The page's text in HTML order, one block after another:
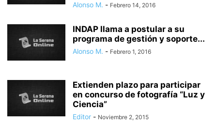
Alonso M. - Febrero 14, 2016
INDAP llama a postular a su
programa de gestión y soporte...
Alonso M. - Febrero 1, 2016
Extienden plazo para participar
en concurso de fotografía “Luz y
Ciencia”
Editor - Noviembre 2, 2015